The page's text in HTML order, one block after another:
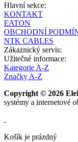
Hlavní sekce:
KONTAKT
EATON
OBCHODNÍ
NTK CABLES
Zákaznický servis:
Užitečné informace:
Kategorie A-Z
Značky A-Z
Copyright © 2026
systémy a internetové
Košík je prázdný